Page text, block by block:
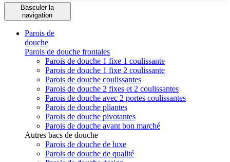
Basculer la
navigation
Parois de
douche
Parois de douche frontales
Parois de douche 1 fixe 1 coulissante
Parois de douche 1 fixe 2 coulissante
Parois de douche coulissantes
Parois de douche 2 fixes et 2 coulissantes
Parois de douche avec 2 portes coulissantes
Parois de douche pliantes
Parois de douche pivotantes
Parois de douche avant bon marché
Autres bacs de douche
Parois de douche de luxe
Parois de douche de qualité